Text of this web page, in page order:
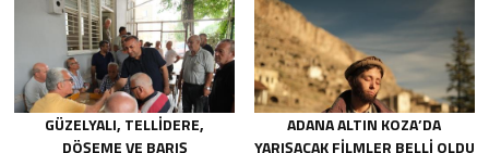
GÜZELYALI, TELLIDERE,
DÖŞEME VE BARIŞ
ADANA ALTIN KOZA’DA
YARIŞACAK FILMLER BELLI OLDU